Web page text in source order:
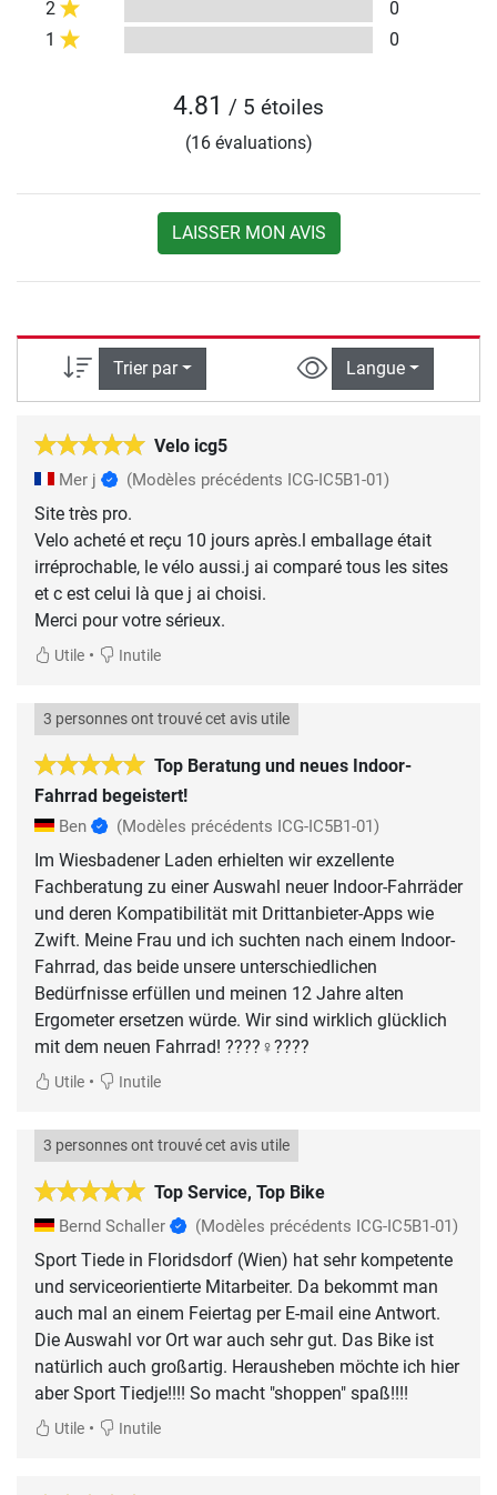
2
0
1
0
4.81 / 5 étoiles
(16 évaluations)
LAISSER MON AVIS
Trier par Langue
Velo icg5
Mer j (Modèles précédents ICG-IC5B1-01)
Site très pro.
Velo acheté et reçu 10 jours après.l emballage était
irréprochable, le vélo aussi.j ai comparé tous les sites
et c est celui là que j ai choisi.
Merci pour votre sérieux.
Utile • Inutile
Top Beratung und neues Indoor-
Fahrrad begeistert!
3 personnes ont trouvé cet avis utile
Ben (Modèles précédents ICG-IC5B1-01)
Im Wiesbadener Laden erhielten wir exzellente
Fachberatung zu einer Auswahl neuer Indoor-Fahrräder
und deren Kompatibilität mit Drittanbieter-Apps wie
Zwift. Meine Frau und ich suchten nach einem Indoor-
Fahrrad, das beide unsere unterschiedlichen
Bedürfnisse erfüllen und meinen 12 Jahre alten
Ergometer ersetzen würde. Wir sind wirklich glücklich
mit dem neuen Fahrrad! ????‍♀️????
Utile • Inutile
Top Service, Top Bike
3 personnes ont trouvé cet avis utile
Bernd Schaller (Modèles précédents ICG-IC5B1-01)
Sport Tiede in Floridsdorf (Wien) hat sehr kompetente
und serviceorientierte Mitarbeiter. Da bekommt man
auch mal an einem Feiertag per E-mail eine Antwort.
Die Auswahl vor Ort war auch sehr gut. Das Bike ist
natürlich auch großartig. Herausheben möchte ich hier
aber Sport Tiedje!!!! So macht "shoppen" spaß!!!!
Utile • Inutile